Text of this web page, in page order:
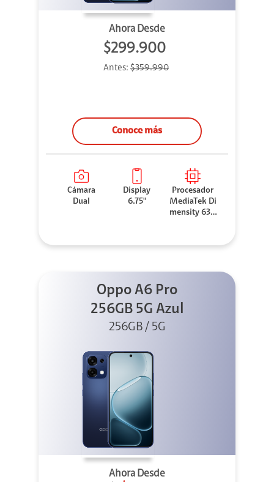
Ahora Desde
$299.900
Antes: $359.990
Conoce más
Cámara
Dual
Display
6.75"
Procesador
MediaTek Di
mensity 630
Oppo A6 Pro
256GB 5G Azul
256GB / 5G
Ahora Desde